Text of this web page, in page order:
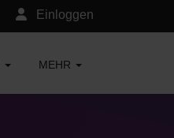
Einloggen
MEHR